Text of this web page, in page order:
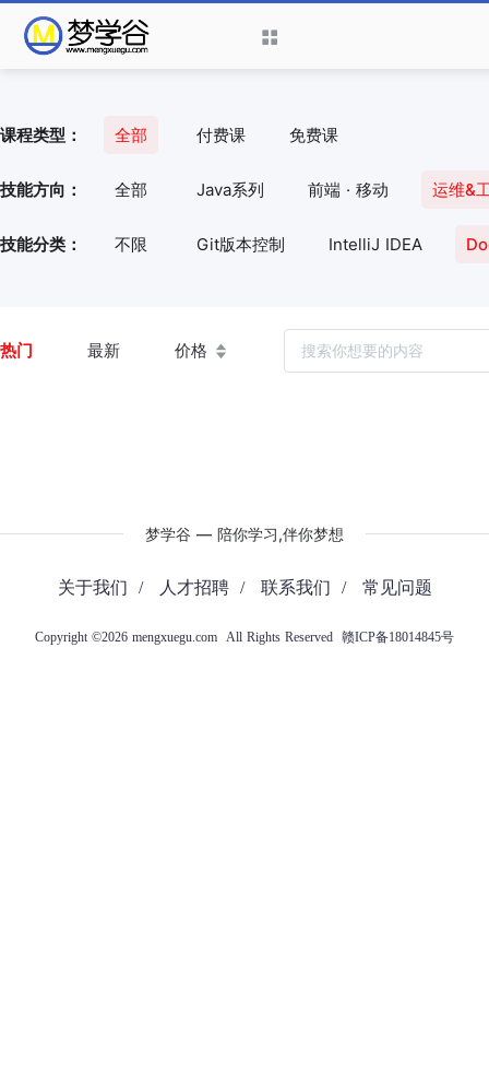
课程类型： 全部 付费课 免费课
技能方向： 全部 Java系列 前端 · 移动 运维&
技能分类： 不限 Git版本控制 IntelliJ IDEA
热门 最新 价格
梦学谷 — 陪你学习,伴你梦想
关于我们 / 人才招聘 / 联系我们 / 常见问题
Copyright ©2026 mengxuegu.com All Rights Reserved 赣ICP备18014845号